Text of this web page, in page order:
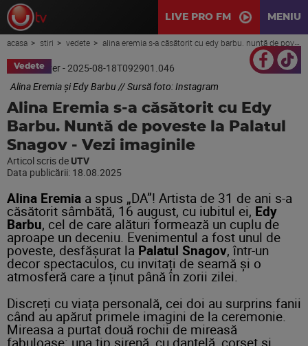
LIVE PRO FM MENIU
acasa stiri vedete alina eremia s-a căsătorit cu edy barbu. nuntă de poveste la palatul snagov - vezi imaginile
Vedete
Alina Eremia și Edy Barbu // Sursă foto: Instagram
Alina Eremia s-a căsătorit cu Edy
Barbu. Nuntă de poveste la Palatul
Snagov - Vezi imaginile
Articol scris de UTV
Data publicării: 18.08.2025
Alina Eremia a spus „DA”! Artista de 31 de ani s-a
căsătorit sâmbătă, 16 august, cu iubitul ei, Edy
Barbu, cel de care alături formează un cuplu de
aproape un deceniu. Evenimentul a fost unul de
poveste, desfășurat la Palatul Snagov, într-un
decor spectaculos, cu invitați de seamă și o
atmosferă care a ținut până în zorii zilei.
Discreți cu viața personală, cei doi au surprins fanii
când au apărut primele imagini de la ceremonie.
Mireasa a purtat două rochii de mireasă
fabuloase: una tip sirenă, cu dantelă, corset și